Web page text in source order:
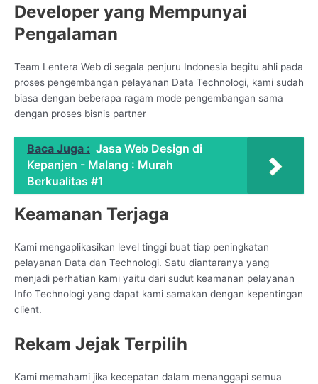
Developer yang Mempunyai
Pengalaman
Team Lentera Web di segala penjuru Indonesia begitu ahli pada
proses pengembangan pelayanan Data Technologi, kami sudah
biasa dengan beberapa ragam mode pengembangan sama
dengan proses bisnis partner
Baca Juga : Jasa Web Design di
Kepanjen - Malang : Murah
Berkualitas #1
Keamanan Terjaga
Kami mengaplikasikan level tinggi buat tiap peningkatan
pelayanan Data dan Technologi. Satu diantaranya yang
menjadi perhatian kami yaitu dari sudut keamanan pelayanan
Info Technologi yang dapat kami samakan dengan kepentingan
client.
Rekam Jejak Terpilih
Kami memahami jika kecepatan dalam menanggapi semua